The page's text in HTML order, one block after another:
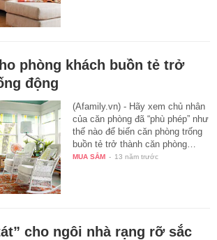
phòng khách buồn tẻ trở
động
(Afamily.vn) - Hãy xem chủ nhân
của căn phòng đã “phù phép” như
thế nào để biến căn phòng trống
buồn tẻ trở thành căn phòng…
MUA SẮM - 13 năm trước
cho ngôi nhà rạng rỡ sắc